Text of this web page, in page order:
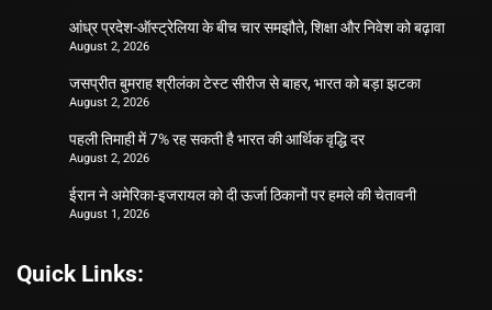
आंध्र प्रदेश-ऑस्ट्रेलिया के बीच चार समझौते, शिक्षा और निवेश को बढ़ावा
August 2, 2026
जसप्रीत बुमराह श्रीलंका टेस्ट सीरीज से बाहर, भारत को बड़ा झटका
August 2, 2026
पहली तिमाही में 7% रह सकती है भारत की आर्थिक वृद्धि दर
August 2, 2026
ईरान ने अमेरिका-इजरायल को दी ऊर्जा ठिकानों पर हमले की चेतावनी
August 1, 2026
Quick Links: